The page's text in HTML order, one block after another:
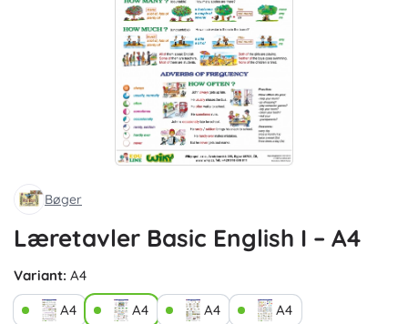
Bøger
Læretavler Basic English I – A4
Variant: A4
A4
A4 A4 A4